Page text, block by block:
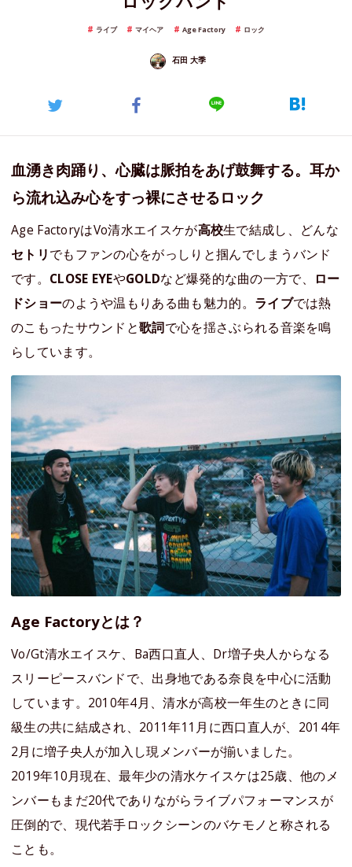
ライブ マイヘア Age Factory ロック
石田 大季
血湧き肉踊り、心臓は脈拍をあげ鼓舞する。耳か
ら流れ込み心をすっ裸にさせるロック
Age FactoryはVo清水エイスケが高校生で結成し、どんな
セトリでもファンの心をがっしりと掴んでしまうバンド
です。 CLOSE EYEやGOLDなど爆発的な曲の一方で、
ロー
ドショーのようや温もりある曲も魅力的。 ライブでは熱
のこもったサウンドと歌詞で心を揺さぶられる音楽を鳴
らしています。
Age Factoryとは？
Vo/Gt清水エイスケ、Ba西口直人、Dr増子央人からなる
スリーピースバンドで、出身地である奈良を中心に活動
しています。2010年4月、清水が高校一年生のときに同
級生の共に結成され、2011年11月に西口直人が、2014年
2月に増子央人が加入し現メンバーが揃いました。
2019年10月現在、最年少の清水ケイスケは25歳、他のメ
ンバーもまだ20代でありながらライブパフォーマンスが
圧倒的で、現代若手ロックシーンのバケモノと称される
ことも。